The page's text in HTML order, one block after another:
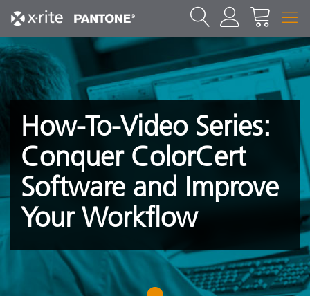
How-To-Video Series:
Conquer ColorCert
Software and Improve
Your Workflow